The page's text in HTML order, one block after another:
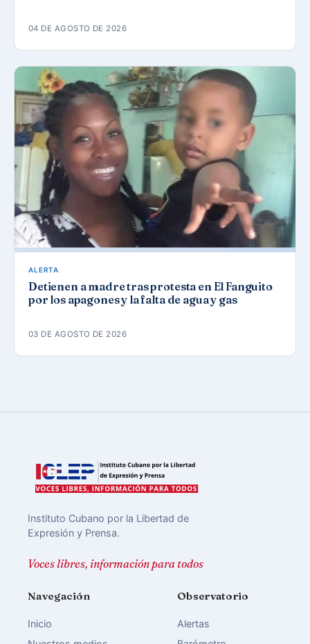
04 DE AGOSTO DE 2026
ALERTA
Detienen a madre tras protesta en El Fanguito
por los apagones y la falta de agua y gas
03 DE AGOSTO DE 2026
Instituto Cubano por la Libertad de
Expresión y Prensa.
Voces libres, información para todos
Navegación
Inicio
Observatorio
Alertas